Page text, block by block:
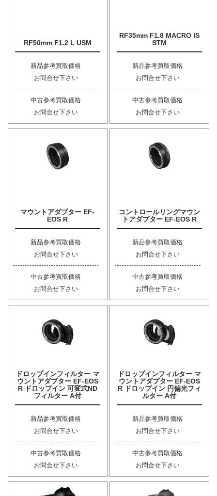
RF50mm F1.2 L USM
新品参考買取価格
お問合せ下さい
中古参考買取価格
お問合せ下さい
RF35mm F1.8 MACRO IS
STM
新品参考買取価格
お問合せ下さい
中古参考買取価格
お問合せ下さい
マウントアダプター EF-
EOS R
新品参考買取価格
お問合せ下さい
中古参考買取価格
お問合せ下さい
コントロールリングマウン
トアダプター EF-EOS R
新品参考買取価格
お問合せ下さい
中古参考買取価格
お問合せ下さい
ドロップインフィルター マ
ウントアダプター EF-EOS
R ドロップイン 可変式ND
フィルター A付
新品参考買取価格
お問合せ下さい
中古参考買取価格
お問合せ下さい
ドロップインフィルター マ
ウントアダプター EF-EOS
R ドロップイン 円偏光フィ
ルター A付
新品参考買取価格
お問合せ下さい
中古参考買取価格
お問合せ下さい